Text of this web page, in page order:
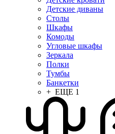
Детские диваны
Столы
Шкафы
Комоды
Угловые шкафы
Зеркала
Полки
Тумбы
Банкетки
+ ЕЩЕ 1